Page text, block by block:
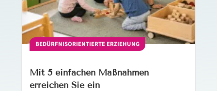
BEDÜRFNISORIENTIERTE ERZIEHUNG
Mit 5 einfachen Maßnahmen
erreichen Sie ein